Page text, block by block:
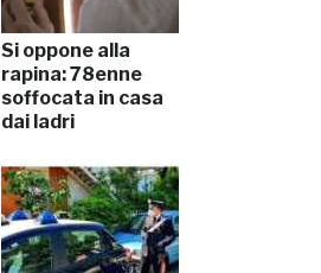
Si oppone alla
rapina: 78enne
soffocata in casa
dai ladri